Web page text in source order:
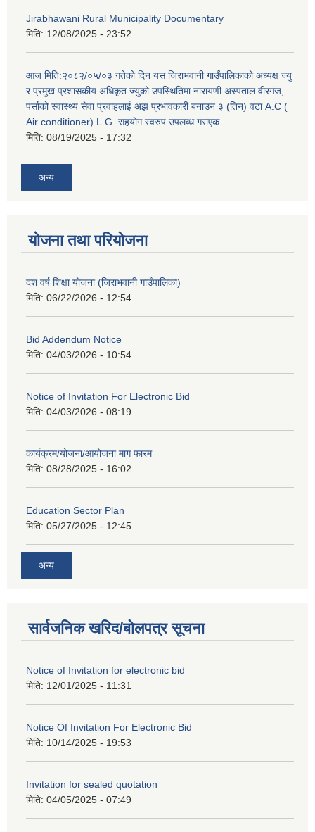
Jirabhawani Rural Municipality Documentary
मिति: 12/08/2025 - 23:52
आज मिति:२०८२/०५/०३ गतेको दिन यस जिराभवानी गाउँपालिकाको अध्यक्ष ज्यु
र प्रमुख प्रशासकीय अधिकृत ज्युको उपस्थितिमा नारायणी अस्पताल वीरगंज,
पर्साको स्वास्थ्य सेवा प्रवाहलाई अझ प्रभावकारी बनाउन ३ (तिन) वटा A.C (
Air conditioner) L.G. सहयाेग स्वरुप उपलब्ध गराएक
मिति: 08/19/2025 - 17:32
अन्य
योजना तथा परियोजना
दश वर्ष शिक्षा योजना (जिराभवानी गाउँपालिका)
मिति: 06/22/2026 - 12:54
Bid Addendum Notice
मिति: 04/03/2026 - 10:54
Notice of Invitation For Electronic Bid
मिति: 04/03/2026 - 08:19
कार्यक्रम/योजना/आयोजना माग फारम
मिति: 08/28/2025 - 16:02
Education Sector Plan
मिति: 05/27/2025 - 12:45
अन्य
सार्वजनिक खरिद/बोलपत्र सूचना
Notice of Invitation for electronic bid
मिति: 12/01/2025 - 11:31
Notice Of Invitation For Electronic Bid
मिति: 10/14/2025 - 19:53
Invitation for sealed quotation
मिति: 04/05/2025 - 07:49